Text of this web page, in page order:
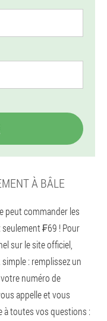
À BÂLE
peut commander les
seulement ₣69 ! Pour
sur le site officiel,
: remplissez un
numéro de
appelle et vous
à toutes vos questions :